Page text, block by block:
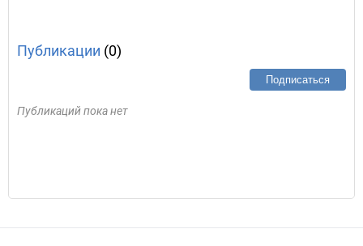
Публикации (0)
Подписаться
Публикаций пока нет